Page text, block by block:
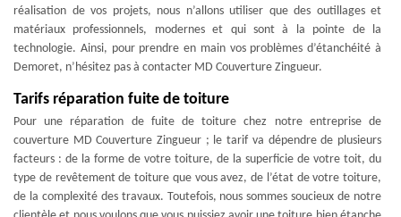
réalisation de vos projets, nous n’allons utiliser que des outillages et
matériaux professionnels, modernes et qui sont à la pointe de la
technologie. Ainsi, pour prendre en main vos problèmes d’étanchéité à
Demoret, n’hésitez pas à contacter MD Couverture Zingueur.
Tarifs réparation fuite de toiture
Pour une réparation de fuite de toiture chez notre entreprise de
couverture MD Couverture Zingueur ; le tarif va dépendre de plusieurs
facteurs : de la forme de votre toiture, de la superficie de votre toit, du
type de revêtement de toiture que vous avez, de l’état de votre toiture,
de la complexité des travaux. Toutefois, nous sommes soucieux de notre